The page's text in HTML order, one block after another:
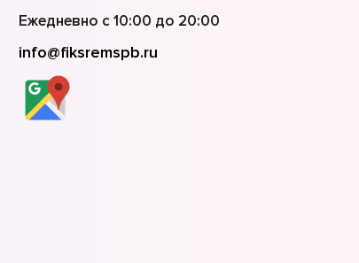
Ежедневно с 10:00 до 20:00
info@fiksremspb.ru